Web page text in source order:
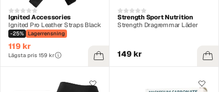
Ignited Accessories
Ignited Pro Leather Straps Black
-25% Lagerrensning
119 kr
Lägsta pris 159 kr
Strength Sport Nutrition
Strength Dragremmar Läder
149 kr